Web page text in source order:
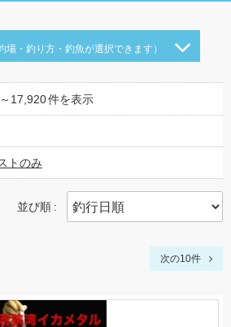
釣場・釣り方・釣魚が選択できます）
17,920件を表示
トのみ
並び順
次の10件